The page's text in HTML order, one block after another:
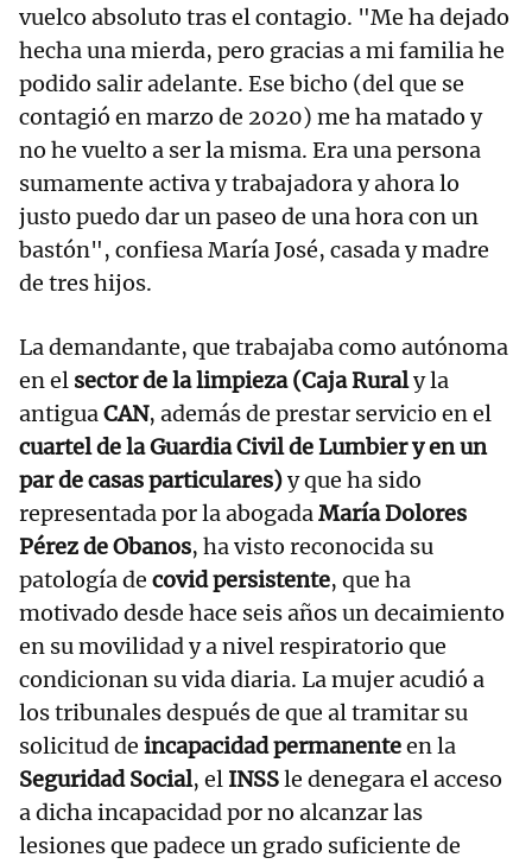
vuelco absoluto tras el contagio. "Me ha dejado
hecha una mierda, pero gracias a mi familia he
podido salir adelante. Ese bicho (del que se
contagió en marzo de 2020) me ha matado y
no he vuelto a ser la misma. Era una persona
sumamente activa y trabajadora y ahora lo
justo puedo dar un paseo de una hora con un
bastón", confiesa María José, casada y madre
de tres hijos.
La demandante, que trabajaba como autónoma
en el sector de la limpieza (Caja Ruraly la
antiguaCAN, además de prestar servicio en el
cuartel de la Guardia Civil de Lumbier y en un
par de casas particulares)y que ha sido
representada por la abogadaMaría Dolores
Pérez de Obanos, ha visto reconocida su
patología de covid persistente, que ha
motivado desde hace seis años un decaimiento
en su movilidad y a nivel respiratorio que
condicionan su vida diaria. La mujer acudió a
los tribunales después de que al tramitar su
solicitud de incapacidad permanenteen la
Seguridad Social, el INSSle denegara el acceso
a dicha incapacidad por no alcanzar las
lesiones que padece un grado suficiente de